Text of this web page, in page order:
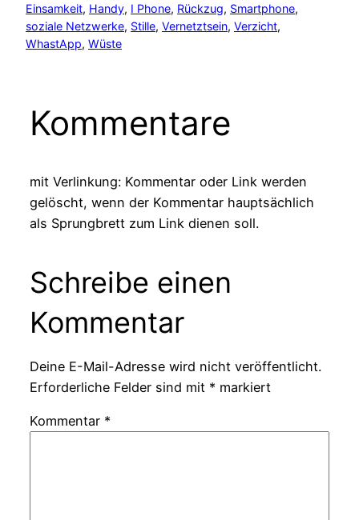
Einsamkeit, Handy, I Phone, Rückzug, Smartphone
soziale Netzwerke, Stille, Vernetztsein, Verzicht
WhastApp, Wüste
Kommentare
mit Verlinkung: Kommentar oder Link werden
gelöscht, wenn der Kommentar hauptsächlich
als Sprungbrett zum Link dienen soll.
Schreibe einen
Kommentar
Deine E-Mail-Adresse wird nicht veröffentlicht.
Erforderliche Felder sind mit * markiert
Kommentar *